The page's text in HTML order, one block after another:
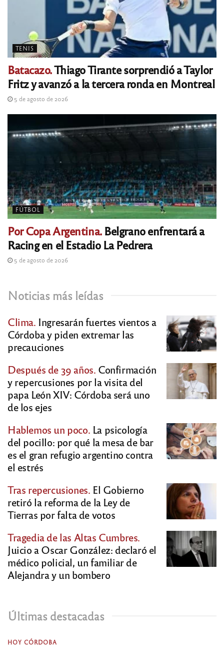
TENIS
Batacazo.Thiago Tirante sorprendió a Taylor
Fritz y avanzó a la tercera ronda en Montreal
5 de agosto de 2026
FÚTBOL
Por Copa Argentina.Belgrano enfrentará a
Racing en el Estadio La Pedrera
5 de agosto de 2026
Noticias más leídas
Clima. Ingresarán fuertes vientos a
Córdoba y piden extremar las
precauciones
Después de 39 años. Confirmación
y repercusiones por la visita del
papa León XIV: Córdoba será uno
de los ejes
Hablemos un poco. La psicología
del pocillo: por qué la mesa de bar
es el gran refugio argentino contra
el estrés
Tras repercusiones. El Gobierno
retiró la reforma de la Ley de
Tierras por falta de votos
Tragedia de las Altas Cumbres.
Juicio a Oscar González: declaró el
médico policial, un familiar de
Alejandra y un bombero
Últimas destacadas
HOY CÓRDOBA